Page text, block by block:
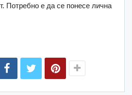
Потребно е да се понесе лична